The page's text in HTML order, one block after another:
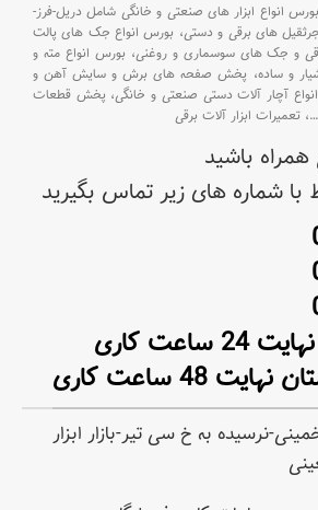
بورس انواع ابزار های صنعتی و خانگی شامل دریل-فرز-
های برقی و دستی، بورس انواع جک های پالت
و جک های سوسماری و روغنی، بورس انواع مته و
و ساده، پخش صفحه های برش و سایش آهن و
آچار آلات دستی صنعتی و خانگی، پخش قطعات
…، تعمیرات ابزار آلات برقی
همراه باشید
با شماره های زیر تماس بگیرید
کاری
48 ساعت کاری
نرسیده به خ سی تیر-بازار ابزار